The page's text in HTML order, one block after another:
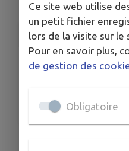
LIEU
Pouilly-en-Auxois
Du lun. 13 juil. au mar. 14
🎆 Les festivités de la
Ce site web utilise
un petit fichier
lors de la visite sur le
Pour en savoir plus,
de gestion des
Obligatoire